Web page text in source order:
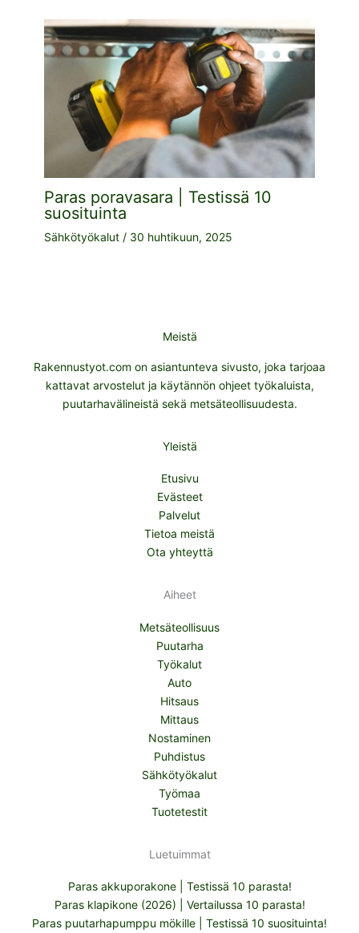
Paras poravasara | Testissä 10
suosituinta
Sähkötyökalut / 30 huhtikuun, 2025
Meistä
Rakennustyot.com on asiantunteva sivusto, joka tarjoaa
kattavat arvostelut ja käytännön ohjeet työkaluista,
puutarhavälineistä sekä metsäteollisuudesta.
Yleistä
Etusivu
Evästeet
Palvelut
Tietoa meistä
Ota yhteyttä
Aiheet
Metsäteollisuus
Puutarha
Työkalut
Auto
Hitsaus
Mittaus
Nostaminen
Puhdistus
Sähkötyökalut
Työmaa
Tuotetestit
Luetuimmat
Paras akkuporakone | Testissä 10 parasta!
Paras klapikone (2026) | Vertailussa 10 parasta!
Paras puutarhapumppu mökille | Testissä 10 suosituinta!